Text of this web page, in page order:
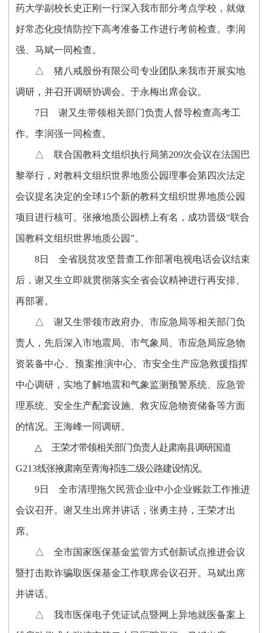
药大学副校长史正刚一行深入我市部分考点学校，就做
好常态化疫情防控下高考准备工作进行考前检查。李润
强、马斌一同检查。
△ 猪八戒股份有限公司专业团队来我市开展实地
调研，并召开调研协调会。于永梅出席会议。
7日 谢又生带领相关部门负责人督导检查高考工
作。李润强一同检查。
△ 联合国教科文组织执行局第209次会议在法国巴
黎举行，对教科文组织世界地质公园理事会第四次法定
会议提名决定的全球15个新的教科文组织世界地质公园
项目进行核可。张掖地质公园榜上有名，成功晋级“联合
国教科文组织世界地质公园”。
8日 全省脱贫攻坚普查工作部署电视电话会议结束
后，谢又生立即就贯彻落实全省会议精神进行再安排、
再部署。
△ 谢又生带领市政府办、市应急局等相关部门负
责人，先后深入市地震局、市气象局、市应急局应急物
资装备中心、预案推演中心、市安全生产应急救援指挥
中心调研，实地了解地震和气象监测预警系统、应急管
理系统、安全生产配套设施、救灾应急物资储备等方面
的情况。王海峰一同调研。
△ 王荣才带领相关部门负责人赴肃南县调研国道
G213线张掖肃南至青海祁连二级公路建设情况。
9日 全市清理拖欠民营企业中小企业账款工作推进
会议召开。谢又生出席并讲话，张勇主持，王荣才出
席。
△ 全市国家医保基金监管方式创新试点推进会议
暨打击欺诈骗取医保基金工作联席会议召开。马斌出席
并讲话。
△ 我市医保电子凭证试点暨网上异地就医备案上